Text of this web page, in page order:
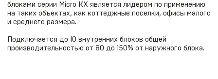
блоками серии Micro KX является лидером по применению
на таких объектах, как коттеджные поселки, офисы малого
и среднего размера.
Подключается до 10 внутренних блоков общей
производительностью от 80 до 150% от наружного блока.